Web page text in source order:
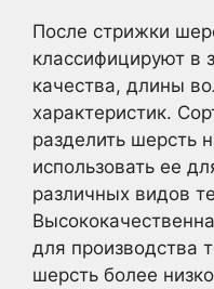
После стрижки
классифицируют в
качества, длины
характеристик.
разделить шерсть
использовать ее
различных видов
для производства
шерсть более